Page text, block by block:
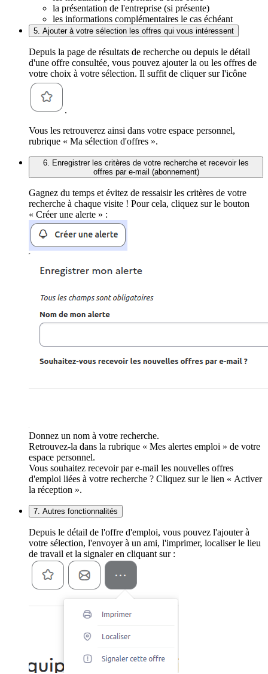
la présentation de l'entreprise (si présente)
les informations complémentaires le cas échéant
5. Ajouter à votre sélection les offres qui vous intéressent
Depuis la page de résultats de recherche ou depuis le détail
d'une offre consultée, vous pouvez ajouter la ou les offres de
votre choix à votre sélection. Il suffit de cliquer sur l'icône
.
Vous les retrouverez ainsi dans votre espace personnel,
rubrique « Ma sélection d'offres ».
6. Enregistrer les critères de votre recherche et recevoir les
offres par e-mail (abonnement)
Gagnez du temps et évitez de ressaisir les critères de votre
recherche à chaque visite ! Pour cela, cliquez sur le bouton
« Créer une alerte » :
Donnez un nom à votre recherche.
Retrouvez-la dans la rubrique « Mes alertes emploi » de votre
espace personnel.
Vous souhaitez recevoir par e-mail les nouvelles offres
d'emploi liées à votre recherche ? Cliquez sur le lien « Activer
la réception ».
7. Autres fonctionnalités
Depuis le détail de l'offre d'emploi, vous pouvez l'ajouter à
votre sélection, l'envoyer à un ami, l'imprimer, localiser le lieu
de travail et la signaler en cliquant sur :